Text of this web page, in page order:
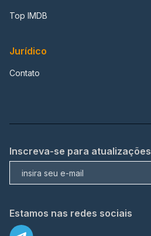
Top IMDB
Jurídico
Contato
Inscreva-se para atualizações
Estamos nas redes sociais